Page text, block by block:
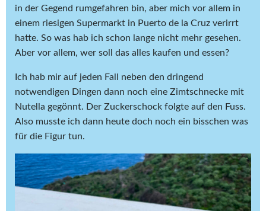
in der Gegend rumgefahren bin, aber mich vor allem in
einem riesigen Supermarkt in Puerto de la Cruz verirrt
hatte. So was hab ich schon lange nicht mehr gesehen.
Aber vor allem, wer soll das alles kaufen und essen?
Ich hab mir auf jeden Fall neben den dringend
notwendigen Dingen dann noch eine Zimtschnecke mit
Nutella gegönnt. Der Zuckerschock folgte auf den Fuss.
Also musste ich dann heute doch noch ein bisschen was
für die Figur tun.